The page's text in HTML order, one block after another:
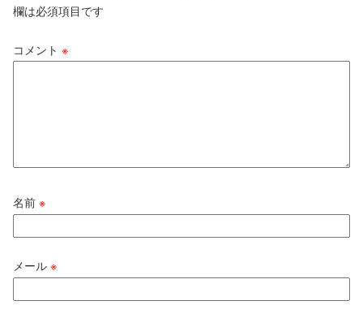
欄は必須項目です
コメント ※
名前※
メール※